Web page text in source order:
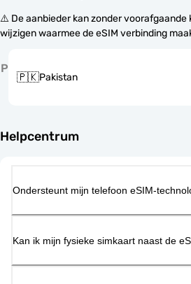
⚠️ De aanbieder kan zonder voorafgaande
wijzigen waarmee de eSIM verbinding
P
🇵🇰Pakistan
Helpcentrum
Ondersteunt mijn telefoon eSIM-
Kan ik mijn fysieke simkaart naast de